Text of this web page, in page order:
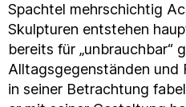
Spachtel mehrschichtig
Skulpturen entstehen
bereits für „unbrauchbar“
Alltagsgegenständen und
in seiner Betrachtung